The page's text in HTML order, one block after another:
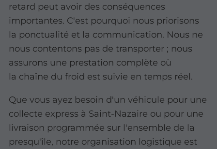
retard peut avoir des conséquences
importantes. C'est pourquoi nous priorisons
la ponctualité et la communication. Nous ne
nous contentons pas de transporter ; nous
assurons une prestation complète où
la chaîne du froid est suivie en temps réel.
Que vous ayez besoin d'un véhicule pour une
collecte express à Saint-Nazaire ou pour une
livraison programmée sur l'ensemble de la
presqu'île, notre organisation logistique est